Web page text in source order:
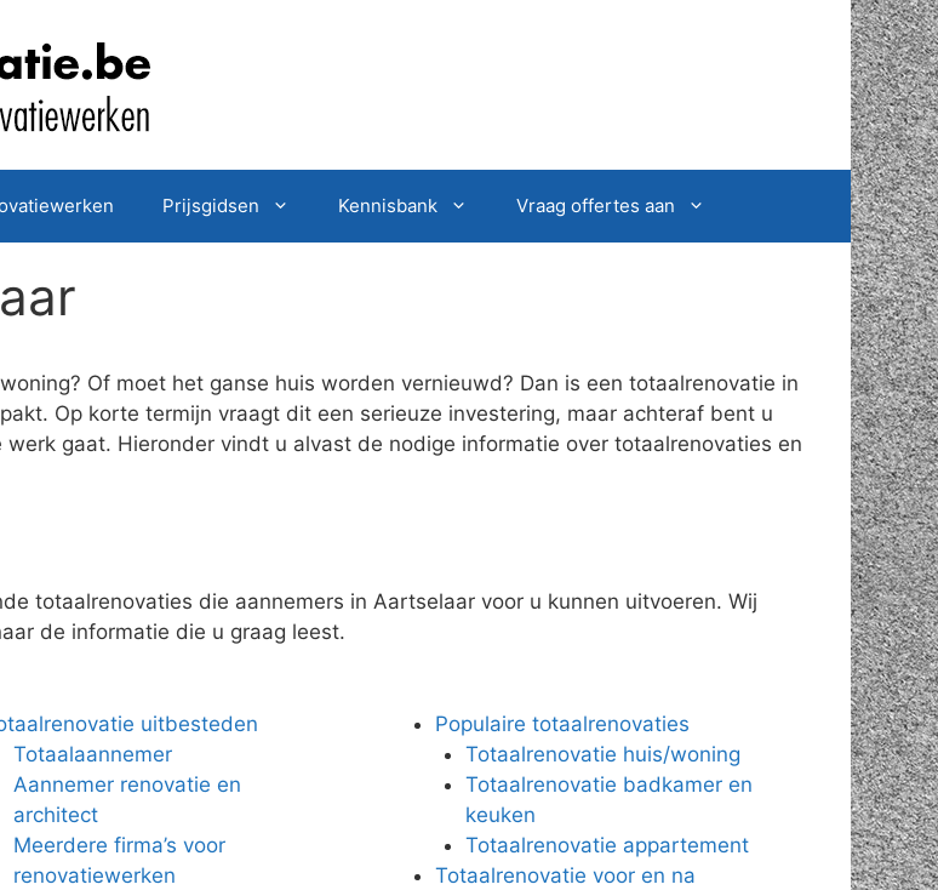
Prijsgidsen Kennisbank Vraag offertes aan
Of moet het ganse huis worden vernieuwd? Dan is een totaalrenovatie in
Op korte termijn vraagt dit een serieuze investering, maar achteraf bent u
gaat. Hieronder vindt u alvast de nodige informatie over totaalrenovaties en
totaalrenovaties die aannemers in Aartselaar voor u kunnen uitvoeren. Wij
de informatie die u graag leest.
uitbesteden
Totaalaannemer
Aannemer renovatie en
architect
Meerdere firma’s voor
renovatiewerken
Populaire totaalrenovaties
Totaalrenovatie huis/woning
Totaalrenovatie badkamer en
keuken
Totaalrenovatie appartement
Totaalrenovatie voor en na